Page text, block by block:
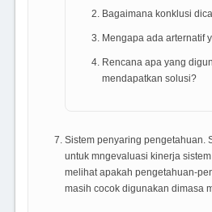
Bagaimana konklusi
Mengapa ada arternatif
Rencana apa yang
mendapatkan solusi?
Sistem penyaring pengetahuan.
untuk mngevaluasi kinerja
melihat apakah pengetahuan-
masih cocok digunakan dimasa